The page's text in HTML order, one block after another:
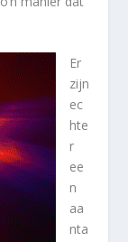
Er
zijn
ec
hte
r
ee
n
aa
nta